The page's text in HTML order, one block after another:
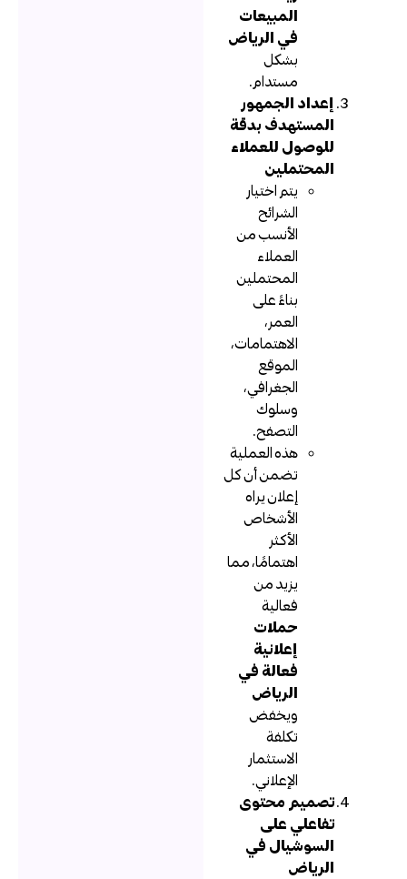
المبيعات
في الرياض
مستدام.
إعداد الجمهور
المستهدف بدقة
للوصول للعملاء
المحتملين
يتم اختيار
الشرائح
الأنسب من
العملاء
المحتملين
بناءً على
الاهتمامات،
الموقع
الجغرافي،
وسلوك
التصفح.
هذه العملية
تضمن أن كل
إعلان يراه
الأشخاص
اهتمامًا، مما
يزيد من
حملات
إعلانية
فعالة في
الرياض
ويخفض
الاستثمار
الإعلاني.
تصميم محتوى
تفاعلي على
السوشيال في
الرياض